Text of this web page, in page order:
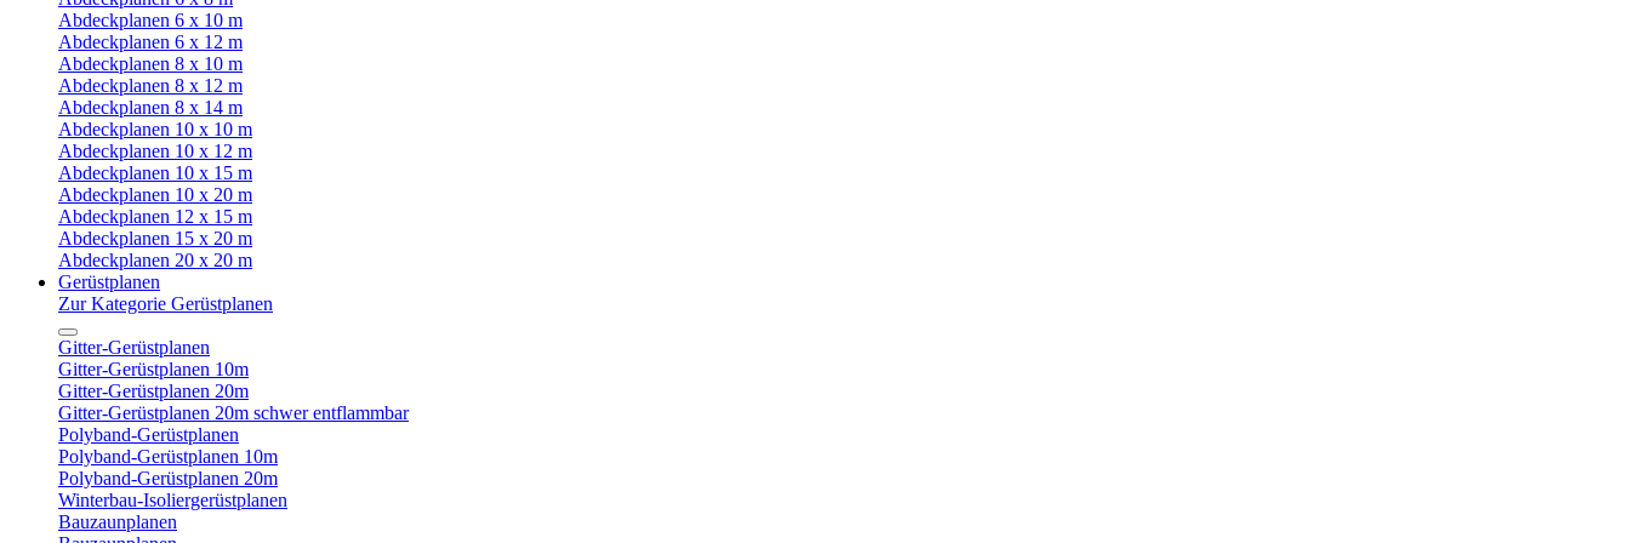
Abdeckplanen 6 x 10 m
Abdeckplanen 6 x 12 m
Abdeckplanen 8 x 10 m
Abdeckplanen 8 x 12 m
Abdeckplanen 8 x 14 m
Abdeckplanen 10 x 10 m
Abdeckplanen 10 x 12 m
Abdeckplanen 10 x 15 m
Abdeckplanen 10 x 20 m
Abdeckplanen 12 x 15 m
Abdeckplanen 15 x 20 m
Abdeckplanen 20 x 20 m
Gerüstplanen
Zur Kategorie Gerüstplanen
Gitter-Gerüstplanen
Gitter-Gerüstplanen 10m
Gitter-Gerüstplanen 20m
Gitter-Gerüstplanen 20m schwer entflammbar
Polyband-Gerüstplanen
Polyband-Gerüstplanen 10m
Polyband-Gerüstplanen 20m
Winterbau-Isoliergerüstplanen
Bauzaunplanen